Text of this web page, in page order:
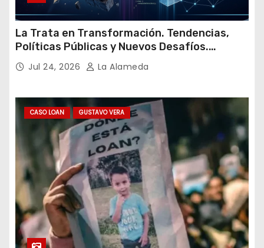
La Trata en Transformación. Tendencias,
Políticas Públicas y Nuevos Desafíos.
Argentina y el Mundo – Julio 2026
Jul 24, 2026 La Alameda
CASO LOAN GUSTAVO VERA